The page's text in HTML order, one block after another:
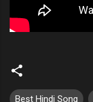
Best Hindi Song